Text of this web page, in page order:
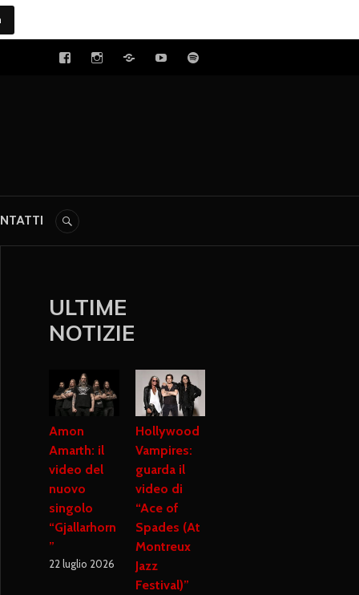
ULTIME
NOTIZIE
Amon
Amarth: il
video del
nuovo
singolo
“Gjallarhorn
”
22 luglio 2026
Hollywood
Vampires:
guarda il
video di
“Ace of
Spades (At
Montreux
Jazz
Festival)”